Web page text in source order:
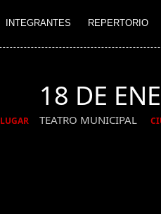
INTEGRANTES REPERTORIO
18 DE
LUGAR TEATRO MUNICIPAL